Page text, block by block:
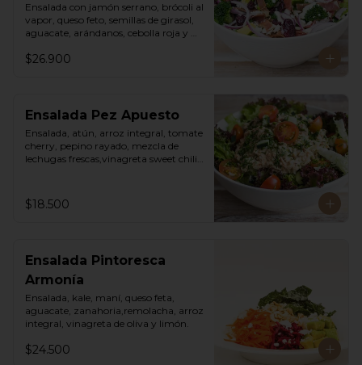
Ensalada con jamón serrano, brócoli al
vapor, queso feto, semillas de girasol,
aguacate, arándanos, cebolla roja y
$26.900
Ensalada Pez Apuesto
Ensalada, atún, arroz integral, tomate
cherry, pepino rayado, mezcla de
lechugas frescas,vinagreta sweet chili
$18.500
Ensalada Pintoresca
Armonía
Ensalada, kale, maní, queso feta,
aguacate, zanahoria,remolacha, arroz
integral, vinagreta de oliva y limón.
$24.500